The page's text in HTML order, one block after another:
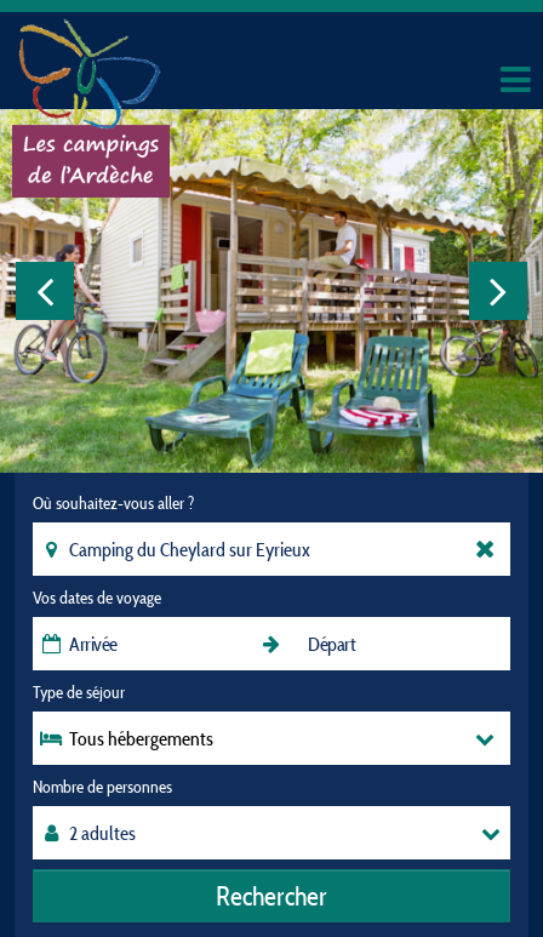
Où souhaitez-vous aller ?
Vos dates de voyage
Type de séjour
Tous hébergements
Nombre de personnes
Rechercher